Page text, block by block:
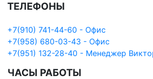
ТЕЛЕФОНЫ
+7(910) 741-44-60 - Офис
+7(958) 680-03-43 - Офис
+7(951) 132-28-40 - Менеджер
ЧАСЫ РАБОТЫ